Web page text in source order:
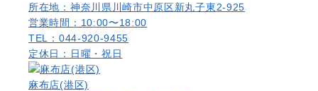
所在地：神奈川県川崎市中原区新丸子東2-925
営業時間：10:00〜18:00
TEL：044-920-9455
定休日：日曜・祝日
麻布店(港区)